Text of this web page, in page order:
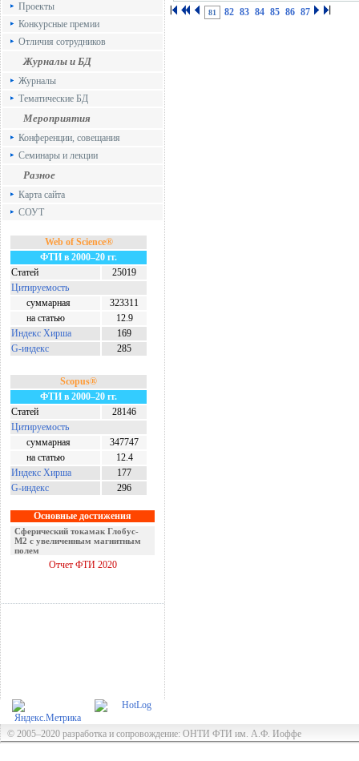
Проекты
Конкурсные премии
Отличия сотрудников
Журналы и БД
Журналы
Тематические БД
Мероприятия
Конференции, совещания
Семинары и лекции
Разное
Карта сайта
СОУТ
Web of Science®
ФТИ в 2000–20 гг.
Статей
25019
Цитируемость
суммарная
323311
на статью
12.9
Индекс Хирша
169
G-индекс
285
Scopus®
ФТИ в 2000–20 гг.
Статей
28146
Цитируемость
суммарная
347747
на статью
12.4
Индекс Хирша
177
G-индекс
296
Основные достижения
Сферический токамак Глобус-
М2 с увеличенным магнитным
полем
Отчет ФТИ 2020
81 82 83 84 85 86 87
© 2005–2020 разработка и сопровождение: ОНТИ ФТИ им. А.Ф. Иоффе